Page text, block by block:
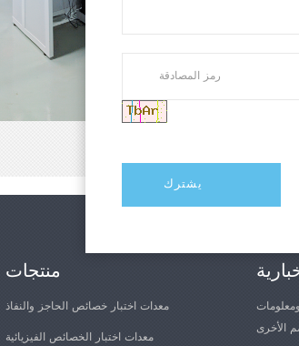
منتجات
معدات اختبار خصائص الحاجز والنفاذ
معدات اختبار الخصائص الفيزيائية